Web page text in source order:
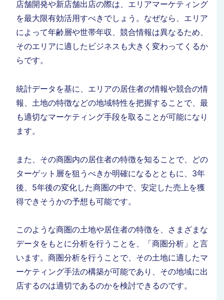
店舗開発や新店舗出店の際は、エリアマーケティング
を最大限有効活用すべきでしょう。なぜなら、エリア
によって年齢層や世帯年収、競合情報は異なるため、
そのエリアに適したビジネスも大きく変わってくるか
らです。
統計データを基に、エリアの居住者の情報や競合の情
報、土地の特徴などの地域特性を把握することで、最
も適切なマーケティング手段を取ることが可能になり
ます。
また、その商圏内の居住者の特徴を知ることで、どの
ターゲット層を狙うべきか明確になるとともに、3年
後、5年後の変化した商圏の中で、安定した売上を獲
得できそうかの予想も可能です。
このような商圏の土地や居住者の特徴を、さまざまな
データをもとに分析を行うことを、「商圏分析」と言
います。 商圏分析を行うことで、その土地に適したマ
ーケティング手法の構築が可能であり、その地域に出
店するのは適切であるのかを検討できるのです。